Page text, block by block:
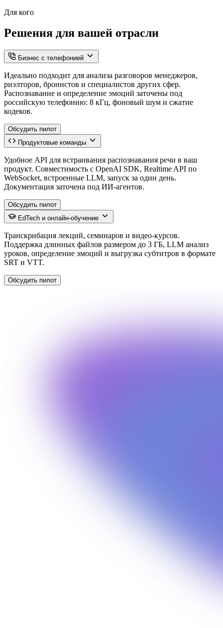
Для кого
Решения для вашей отрасли
Бизнес с телефонией
Идеально подходит для анализа разговоров менеджеров,
риэлторов, бронистов и специалистов других сфер.
Распознавание и определение эмоций заточены под
российскую телефонию: 8 кГц, фоновый шум и сжатие
кодеков.
Обсудить пилот
Продуктовые команды
Удобное API для встраивания распознавания речи в ваш
продукт. Совместимость с OpenAI SDK, Realtime API по
WebSocket, встроенные LLM, запуск за один день.
Документация заточена под ИИ-агентов.
Обсудить пилот
EdTech и онлайн-обучение
Транскрибация лекций, семинаров и видео-курсов.
Поддержка длинных файлов размером до 3 ГБ, LLM анализ
уроков, определение эмоций и выгрузка субтитров в формате
SRT и VTT.
Обсудить пилот